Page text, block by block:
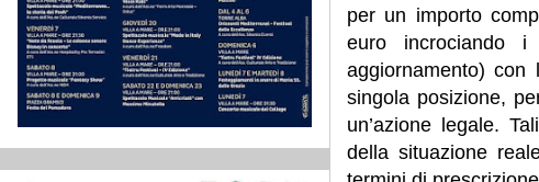
per un importo
euro incrociando i
aggiornamento) con
singola posizione,
un’azione legale.
della situazione